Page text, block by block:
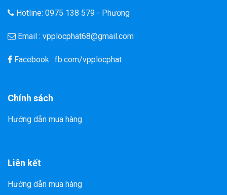
Hotline: 0975 138 579 - Phương
Email : vpplocphat68@gmail.com
Facebook : fb.com/vpplocphat
Chính sách
Hướng dẫn mua hàng
Liên kết
Hướng dẫn mua hàng